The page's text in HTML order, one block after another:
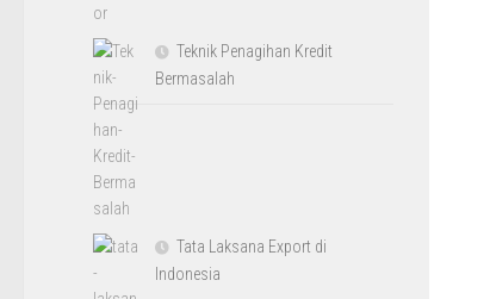
Teknik Penagihan Kredit
Bermasalah
Tata Laksana Export di
Indonesia